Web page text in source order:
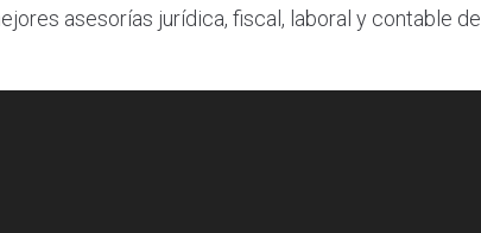
asesorías jurídica, fiscal, laboral y contable de